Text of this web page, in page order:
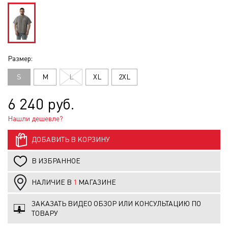
Размер:
S M L XL 2XL
6 240 руб.
Нашли дешевле?
ДОБАВИТЬ В КОРЗИНУ
В ИЗБРАННОЕ
НАЛИЧИЕ В 1 МАГАЗИНЕ
ЗАКАЗАТЬ ВИДЕО ОБЗОР ИЛИ КОНСУЛЬТАЦИЮ ПО
ТОВАРУ